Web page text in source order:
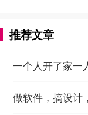
推荐文章
一个人开了家一
做软件，搞设计